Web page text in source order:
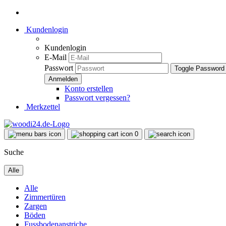
Kundenlogin
Kundenlogin
E-Mail
Passwort
Toggle
Konto erstellen
Passwort vergessen?
Merkzettel
0
Suche
Alle
Alle
Zimmertüren
Zargen
Böden
Fussbodenanstriche